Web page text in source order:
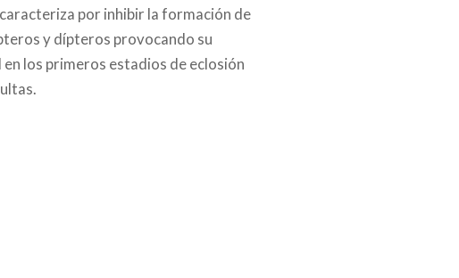
por inhibir la formación de
y dípteros provocando su
los primeros estadios de eclosión